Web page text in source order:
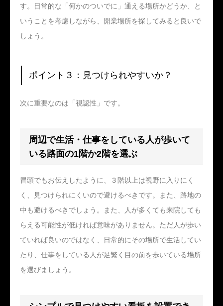
す。日常的な「何かのついでに」通える場所かどうか、と
いうことを考慮しながら、開業場所を探してみると良いで
しょう。
ポイント３：見つけられやすいか？
次に重要なのは「視認性」です。
周辺で生活・仕事をしている人が歩いて
いる路面の1階か2階を選ぶ
冒頭でもお伝えしたように、３階以上は視野に入りにく
く、見つけられにくいので避けるべきです。また、路地の
中も避けるべきでしょう。また、人が多くても来院しても
らえる可能性が低ければ意味がありません。ただ人が歩い
ていれば良いのではなく、日常的にその場所で生活してい
たり、仕事をしている人が足繁く目の前を歩いている場所
を選びましょう。